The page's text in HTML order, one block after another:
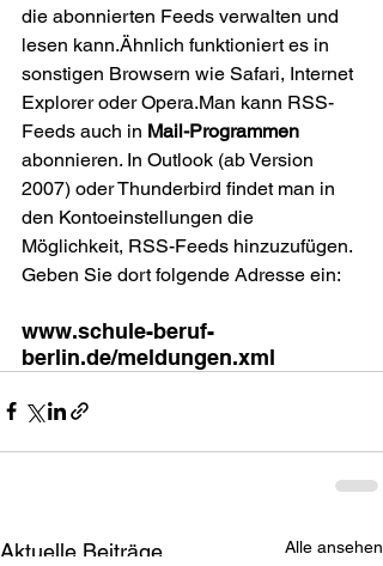
die abonnierten Feeds verwalten und
lesen kann.Ähnlich funktioniert es in
sonstigen Browsern wie Safari, Internet
Explorer oder Opera.Man kann RSS-
Feeds auch in Mail-Programmen
abonnieren. In Outlook (ab Version
2007) oder Thunderbird findet man in
den Kontoeinstellungen die
Möglichkeit, RSS-Feeds hinzuzufügen.
www.schule-beruf-
berlin.de/meldungen.xml
Aktuelle Beiträge Alle ansehen